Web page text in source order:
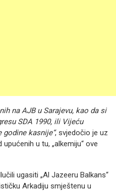
na AJB u Sarajevu, kao da si
SDA 1990, ili Vijeću
kasnije“, svjedočio je uz
u tu, „alkemiju“ ove
ugasiti „Al Jazeeru Balkans“
Arkadiju smještenu u